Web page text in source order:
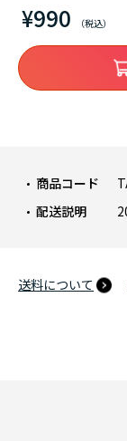
¥990
商品コード
配送説明
送料について